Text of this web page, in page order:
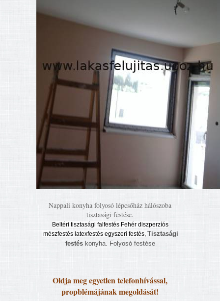
Nappali konyha folyosó lépcsőház hálószoba
tisztasági festése.
Beltéri tisztasági falfestés Fehér diszperzíós
mészfestés latexfestés egyszeri festés, Tisztasági
festéskonyha. Folyosó festése
Oldja meg egyetlen telefonhívással,
propblémájának megoldását!